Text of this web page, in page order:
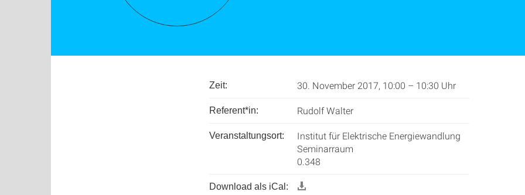
Zeit: 30. November 2017, 10:00 – 10:30 Uhr
Referent*in: Rudolf Walter
Veranstaltungsort:
Institut für Elektrische Energiewandlung
Seminarraum
0.348
Download als iCal: